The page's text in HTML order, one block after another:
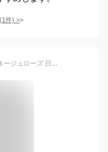
(1件) >
UVION プレミアムホワイトカーボン ネージュローズ 日本製 雨 折りたたみ傘 日傘 軽量 UVカット99％以上 雨晴兼用 レディース 内側プリン